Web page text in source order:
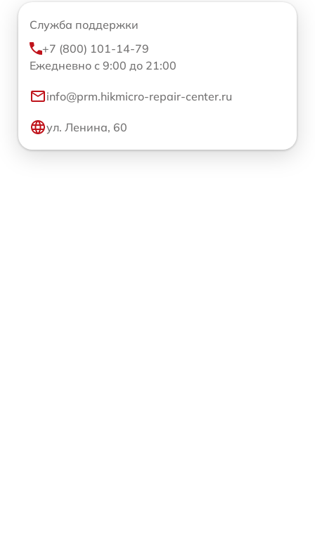
Служба поддержки
+7 (800) 101-14-79
Ежедневно с 9:00 до 21:00
info@prm.hikmicro-repair-center.ru
ул. Ленина, 60